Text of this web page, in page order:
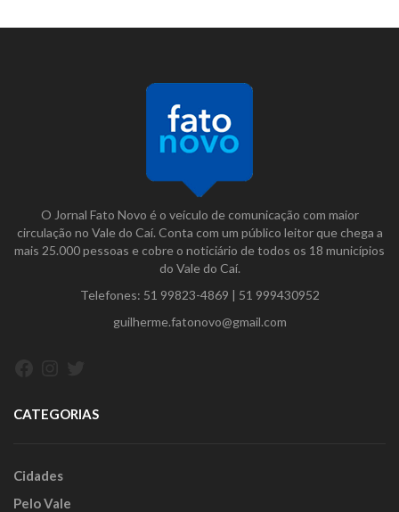
O Jornal Fato Novo é o veículo de comunicação com maior
circulação no Vale do Caí. Conta com um público leitor que chega a
mais 25.000 pessoas e cobre o noticiário de todos os 18 municípios
do Vale do Caí.
Telefones: 51 99823-4869 | 51 999430952
guilherme.fatonovo@gmail.com
CATEGORIAS
Cidades
Pelo Vale